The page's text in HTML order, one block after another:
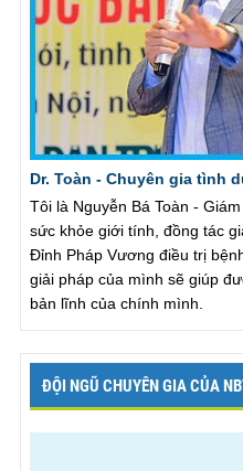
Dr. Toàn - Chuyên gia tình
Tôi là Nguyễn Bá Toàn -
sức khỏe giới tính, đồng tác
Đỉnh Pháp Vương điều trị
giải pháp của mình sẽ giúp
bản lĩnh của chính mình.
ĐỘI NGŨ CHUYÊN GIA CỦA